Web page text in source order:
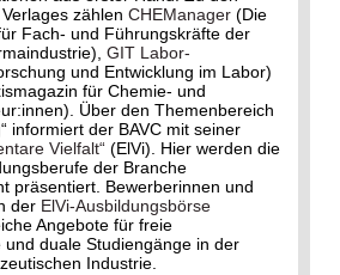
zählen CHEManager (Die
Fach- und Führungskräfte der
GIT Labor-
und Entwicklung im Labor)
für Chemie- und
Über den Themenbereich
informiert der BAVC mit seiner
Vielfalt“ (ElVi). Hier werden die
der Branche
präsentiert. Bewerberinnen und
der ElVi-Ausbildungsbörse
Angebote für freie
und duale Studiengänge in der
Industrie.